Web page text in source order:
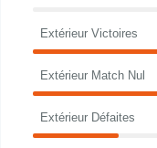
Extérieur Victoires
Extérieur Match Nul
Extérieur Défaites